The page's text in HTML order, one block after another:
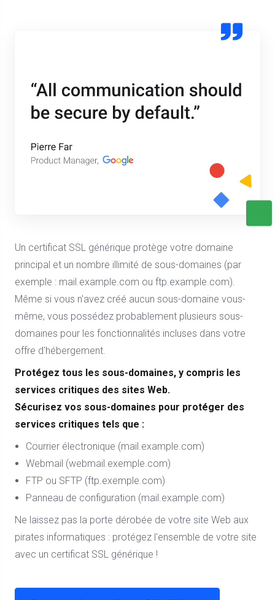
Un certificat SSL générique protège votre domaine
principal et un nombre illimité de sous-domaines (par
exemple : mail.example.com ou ftp.example.com).
Même si vous n'avez créé aucun sous-domaine vous-
même, vous possédez probablement plusieurs sous-
domaines pour les fonctionnalités incluses dans votre
offre d'hébergement.
Protégez tous les sous-domaines, y compris les
services critiques des sites Web.
Sécurisez vos sous-domaines pour protéger des
services critiques tels que :
Courrier électronique (mail.example.com)
Webmail (webmail.exemple.com)
FTP ou SFTP (ftp.exemple.com)
Panneau de configuration (mail.example.com)
Ne laissez pas la porte dérobée de votre site Web aux
pirates informatiques : protégez l'ensemble de votre site
avec un certificat SSL générique !